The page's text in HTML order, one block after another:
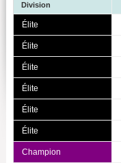
Division
Élite
Élite
Élite
Élite
Élite
Élite
Champion